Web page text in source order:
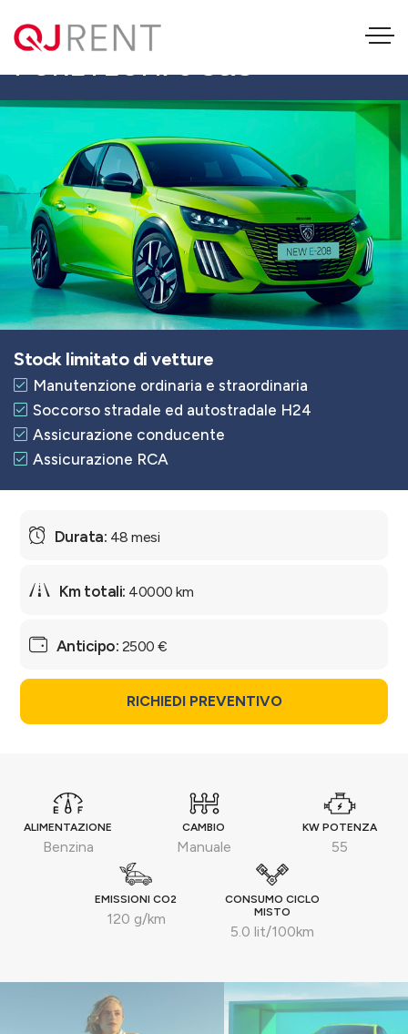
PEUGEOT 208 STYLE
PURETECH75 S&S
Stock limitato di vetture
Manutenzione ordinaria e straordinaria
Soccorso stradale ed autostradale H24
Assicurazione conducente
Assicurazione RCA
ALIMENTAZIONE
Benzina
CAMBIO
Manuale
KW POTENZA
55
EMISSIONI CO2
120 g/km
CONSUMO CICLO
MISTO
5.0 lit/100km
48 mesi
40000 km
2500 €
RICHIEDI PREVENTIVO